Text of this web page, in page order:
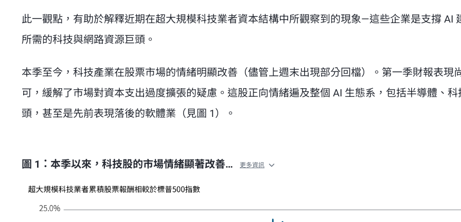
此一觀點，有助於解釋近期在超大規模科技業者資本結構中所觀察到的現象—這些企業是支撐 AI
所需的科技與網路資源巨頭。
本季至今，科技產業在股票市場的情緒明顯改善（儘管上週末出現部分回檔）。第一季財報表現
可，緩解了市場對資本支出過度擴張的疑慮。這股正向情緒遍及整個 AI 生態系，包括半導體、科
頭，甚至是先前表現落後的軟體業（見圖 1）。
圖 1：本季以來，科技股的市場情緒顯著改善… 更多資訊